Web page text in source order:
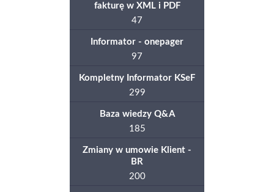
fakturę w XML i PDF
47
Informator - onepager
97
Kompletny Informator KSeF
299
Baza wiedzy Q&A
185
Zmiany w umowie Klient -
BR
200